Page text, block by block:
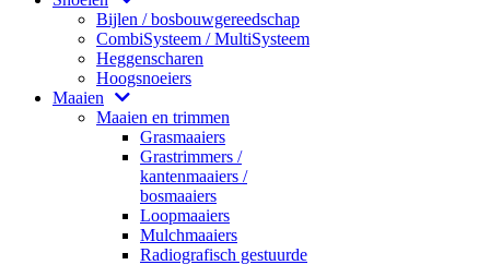
Bijlen / bosbouwgereedschap
CombiSysteem / MultiSysteem
Heggenscharen
Hoogsnoeiers
Maaien
Maaien en trimmen
Grasmaaiers
Grastrimmers /
kantenmaaiers /
bosmaaiers
Loopmaaiers
Mulchmaaiers
Radiografisch gestuurde